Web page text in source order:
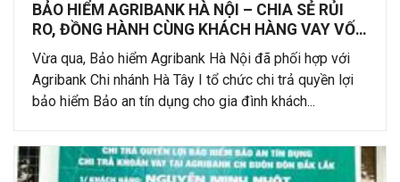
BẢO HIỂM AGRIBANK HÀ NỘI – CHIA SẺ RỦI
RO, ĐỒNG HÀNH CÙNG KHÁCH HÀNG VAY VỐN
TẠI AGRIBANK
Vừa qua, Bảo hiểm Agribank Hà Nội đã phối hợp với
Agribank Chi nhánh Hà Tây I tổ chức chi trả quyền lợi
bảo hiểm Bảo an tín dụng cho gia đình khách...